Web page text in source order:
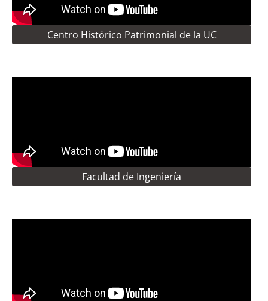
Centro Histórico Patrimonial de la UC
Facultad de Ingeniería